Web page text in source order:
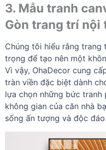
3. Mẫu tranh
Gòn trang trí nội
Chúng tôi hiểu rằng
trọng để tạo nên một
Vì vậy, OhaDecor cung
tràn viền đặc biệt dành
lựa chọn những bức
không gian của căn nhà
sống ấn tượng và độc đáo.